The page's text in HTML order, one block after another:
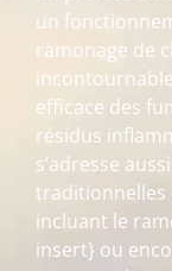
un
ramonage de
efficace des
résidus
s’adresse
traditionnelles
incluant le
insert} ou